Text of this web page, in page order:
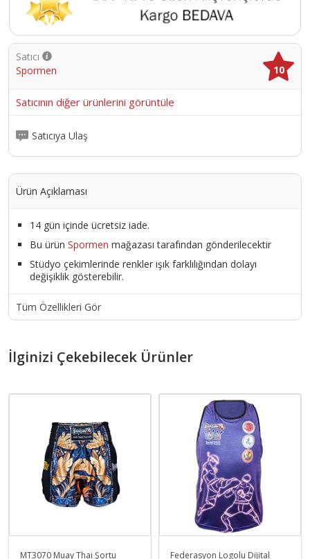
Satıcı
Spormen
10
Satıcının diğer ürünlerini görüntüle
Satıcıya Ulaş
Ürün Açıklaması
14 gün içinde ücretsiz iade.
Bu ürün Spormen mağazası tarafından gönderilecektir
Stüdyo çekimlerinde renkler ışık farklılığından dolayı
değişiklik gösterebilir.
Tüm Özellikleri Gör
İlginizi Çekebilecek Ürünler
MT3070 Muay Thai Şortu
Federasyon Logolu Dijital